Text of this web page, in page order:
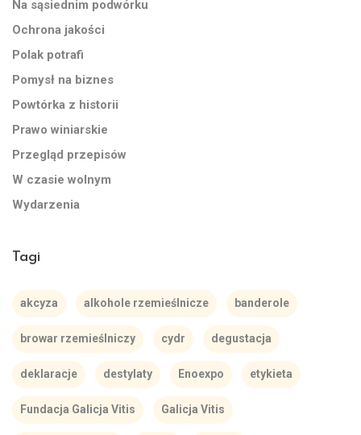
Na sąsiednim podwórku
Ochrona jakości
Polak potrafi
Pomysł na biznes
Powtórka z historii
Prawo winiarskie
Przegląd przepisów
W czasie wolnym
Wydarzenia
Tagi
akcyza alkohole rzemieślnicze banderole
browar rzemieślniczy cydr degustacja
deklaracje destylaty Enoexpo etykieta
Fundacja Galicja Vitis Galicja Vitis